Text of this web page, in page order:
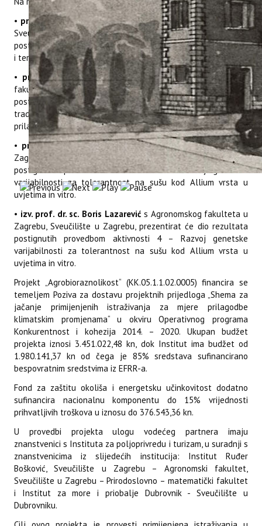
• prof. dr. sc. Nenad Jaspricas Instituta za more i priobalje,
Sveučilište u Dubrovniku, prezentirat će dio rezultata
postignutih provedbom aktivnosti 1 – Prikupljanje divljih svojti
i terenska istraživanja staništa.
• prof. dr. sc. Mirta Tkalecs Prirodoslovno matematičkog
fakulteta, Sveučilište u Zagrebu, prezentirat će dio rezultata
postignutih provedbom aktivnosti 3 – Mehanizmi tolerancije
tradicionalnih vrsta i divljih svojti u funkciji otpornosti i
prilagodbe klimatskim promjenama.
• prof. dr. sc. Snježana Kereša s Agronomskog fakulteta u
Zagrebu, Sveučilište u Zagrebu, prezentirat će dio rezultata
postignutih provedbom aktivnosti 4 – Razvoj genetske
varijabilnosti za tolerantnost na sušu kod Allium vrsta u
uvjetima in vitro.
• izv. prof. dr. sc. Boris Lazarević s Agronomskog fakulteta u
Zagrebu, Sveučilište u Zagrebu, prezentirat će dio rezultata
postignutih provedbom aktivnosti 4 – Razvoj genetske
varijabilnosti za tolerantnost na sušu kod Allium vrsta u
uvjetima in vitro.
Projekt „Agrobioraznolikost“ (KK.05.1.1.02.0005) financira se
temeljem Poziva za dostavu projektnih prijedloga „Shema za
jačanje primijenjenih istraživanja za mjere prilagodbe
klimatskim promjenama“ u okviru Operativnog programa
Konkurentnost i kohezija 2014. – 2020. Ukupan budžet
projekta iznosi 3.451.022,48 kn, dok Institut ima budžet od
1.980.141,37 kn od čega je 85% sredstava sufinancirano
bespovratnim sredstvima iz EFRR-a.
Fond za zaštitu okoliša i energetsku učinkovitost dodatno
sufinancira nacionalnu komponentu do 15% vrijednosti
prihvatljivih troškova u iznosu do 376.543,36 kn.
U provedbi projekta ulogu vodećeg partnera imaju
znanstvenici s Instituta za poljoprivredu i turizam, u suradnji s
znanstvenicima iz slijedećih institucija: Institut Ruđer
Bošković, Sveučilište u Zagrebu – Agronomski fakultet,
Sveučilište u Zagrebu – Prirodoslovno – matematički fakultet
i Institut za more i priobalje Dubrovnik - Sveučilište u
Dubrovniku.